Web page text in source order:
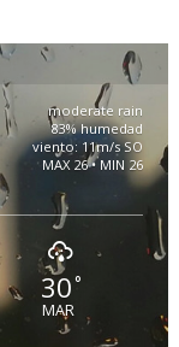
moderate rain
83% humedad
viento: 11m/s SO
MAX 26 • MIN 26
30°
MAR